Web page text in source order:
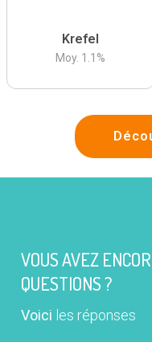
Krefel
Moy. 1.1 %
VOUS AVEZ
QUESTIONS ?
Voici les réponses